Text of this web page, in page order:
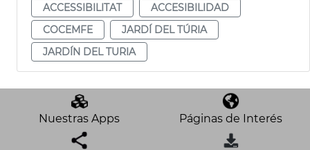
ACCESSIBILITAT
ACCESIBILIDAD
COCEMFE
JARDÍ DEL TÚRIA
JARDÍN DEL TURIA
Nuestras Apps Páginas de Interés